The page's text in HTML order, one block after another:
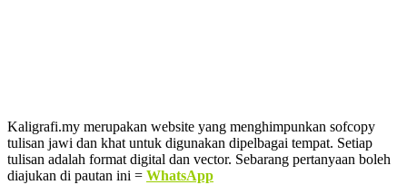
Kaligrafi.my merupakan website yang menghimpunkan sofcopy
tulisan jawi dan khat untuk digunakan dipelbagai tempat. Setiap
tulisan adalah format digital dan vector. Sebarang pertanyaan boleh
diajukan di pautan ini = WhatsApp